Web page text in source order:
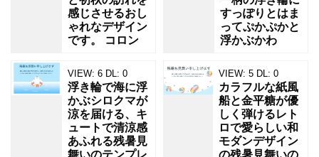
感じさせるおし
ゃれなデザイン
です。 コロン
すっぽりとはま
ってぷかぷかと
浮かぶかわ
VIEW: 6 DL: 0
浮き輪で海に浮
かぶシロクマが
涼を届ける、キ
ュートで清涼感
あふれる残暑見
舞いのテンプレ
VIEW: 5 DL: 0
カラフルな紙風
船と金平糖が優
しく弾けるレト
ロで愛らしい和
モダンデザイン
の残暑見舞いの